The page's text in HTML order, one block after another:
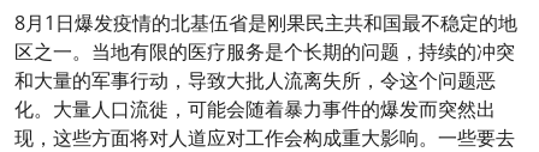
8月1日爆发疫情的北基伍省是刚果民主共和国最不稳定的地
区之一。当地有限的医疗服务是个长期的问题，持续的冲突
和大量的军事行动，导致大批人流离失所，令这个问题恶
化。大量人口流徙，可能会随着暴力事件的爆发而突然出
现，这些方面将对人道应对工作会构成重大影响。一些要去